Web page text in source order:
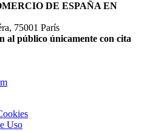
DE ESPAÑA EN
75001 París
al público únicamente con cita
Uso